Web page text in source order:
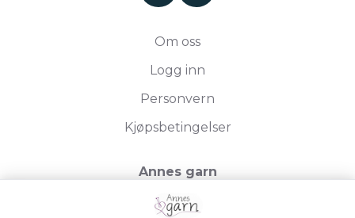
Om oss
Logg inn
Personvern
Kjøpsbetingelser
Annes garn
Storgata 19, 2750 Gran
Org.nr. 994050613